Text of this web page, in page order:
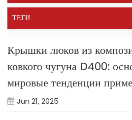
ТЕГИ
Крышки люков из
ковкого чугуна D400:
мировые тенденции
Jun 21, 2025